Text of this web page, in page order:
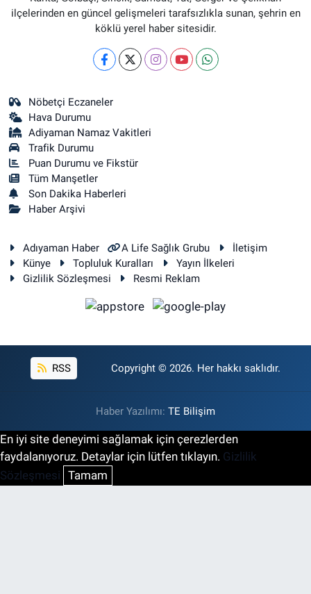
ilçelerinden en güncel gelişmeleri tarafsızlıkla sunan, şehrin en
köklü yerel haber sitesidir.
Nöbetçi Eczaneler
Hava Durumu
Adiyaman Namaz Vakitleri
Trafik Durumu
Puan Durumu ve Fikstür
Tüm Manşetler
Son Dakika Haberleri
Haber Arşivi
Adıyaman Haber A Life Sağlık Grubu
İletişim
Künye
Topluluk Kuralları
Yayın İlkeleri
Gizlilik Sözleşmesi
Resmi Reklam
RSS Copyright © 2026. Her hakkı saklıdır.
Haber Yazılımı: TE Bilişim
En iyi site deneyimi sağlamak için çerezlerden
faydalanıyoruz. Detaylar için lütfen tıklayın. Gizlilik
Sözleşmesi Tamam